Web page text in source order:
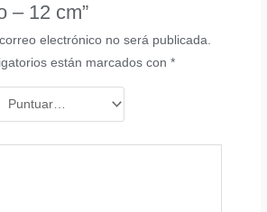
– 12 cm”
electrónico no será publicada.
están marcados con*